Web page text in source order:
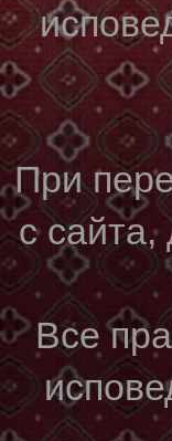
При
с
Все